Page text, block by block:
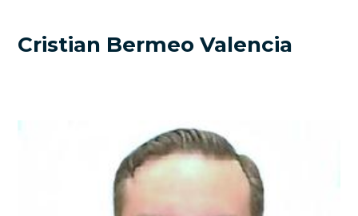
Cristian Bermeo Valencia